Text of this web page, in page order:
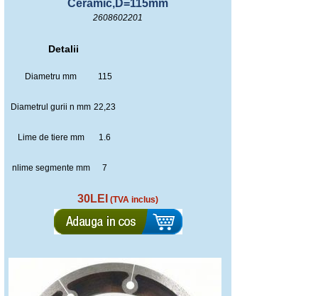
Ceramic,D=115mm
2608602201
Detalii
Diametru mm 115
Diametrul gurii n mm 22,23
Lime de tiere mm 1.6
nlime segmente mm 7
30LEI (TVA inclus)